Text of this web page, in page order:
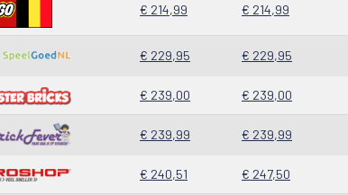
€ 214,99 € 214,99
€ 229,95 € 229,95
€ 239,00 € 239,00
€ 239,99 € 239,99
€ 240,51 € 247,50